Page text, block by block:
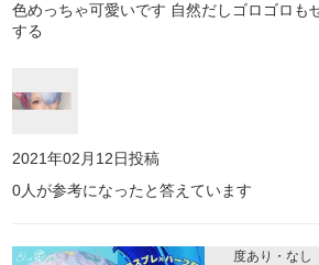
色めっちゃ可愛いです 自然だしゴロゴロも
する
2021年02月12日投稿
0人が参考になったと答えています
度あり・なし